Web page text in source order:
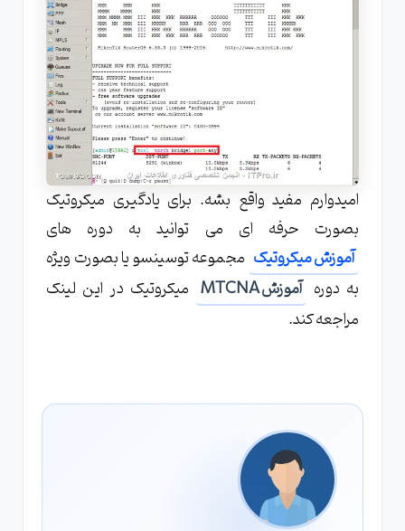
امیدوارم مفید واقع بشه. برای یادگیری میکروتیک
بصورت حرفه ای می توانید به دوره های
آموزش میکروتیک مجموعه توسینسو یا بصورت ویژه
به دوره آموزش MTCNA
میکروتیک در این لینک
مراجعه کند.